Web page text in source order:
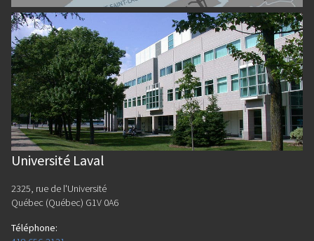
Université Laval
2325, rue de l'Université
Québec (Québec) G1V 0A6
Téléphone: